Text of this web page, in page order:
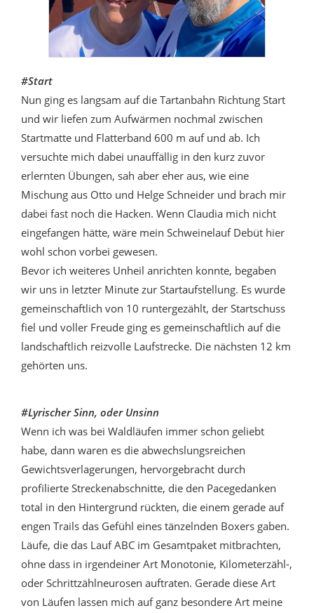
#Start
Nun ging es langsam auf die Tartanbahn Richtung Start
und wir liefen zum Aufwärmen nochmal zwischen
Startmatte und Flatterband 600 m auf und ab. Ich
versuchte mich dabei unauffällig in den kurz zuvor
erlernten Übungen, sah aber eher aus, wie eine
Mischung aus Otto und Helge Schneider und brach mir
dabei fast noch die Hacken. Wenn Claudia mich nicht
eingefangen hätte, wäre mein Schweinelauf Debüt hier
wohl schon vorbei gewesen.
Bevor ich weiteres Unheil anrichten konnte, begaben
wir uns in letzter Minute zur Startaufstellung. Es wurde
gemeinschaftlich von 10 runtergezählt, der Startschuss
fiel und voller Freude ging es gemeinschaftlich auf die
landschaftlich reizvolle Laufstrecke. Die nächsten 12 km
gehörten uns.
#Lyrischer Sinn, oder Unsinn
Wenn ich was bei Waldläufen immer schon geliebt
habe, dann waren es die abwechslungsreichen
Gewichtsverlagerungen, hervorgebracht durch
profilierte Streckenabschnitte, die den Pacegedanken
total in den Hintergrund rückten, die einem gerade auf
engen Trails das Gefühl eines tänzelnden Boxers gaben.
Läufe, die das Lauf ABC im Gesamtpaket mitbrachten,
ohne dass in irgendeiner Art Monotonie, Kilometerzähl-,
oder Schrittzählneurosen auftraten. Gerade diese Art
von Läufen lassen mich auf ganz besondere Art meine